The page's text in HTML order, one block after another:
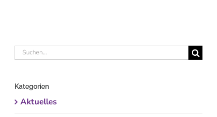
Suche
Kategorien
Aktuelles